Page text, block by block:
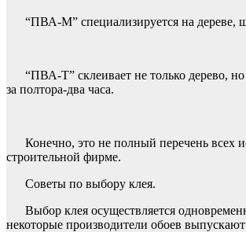
“ПВА-М” специализируется на
“ПВА-Т” склеивает не только дерево,
за полтора-два часа.
Конечно, это не полный перечень всех
строительной фирме.
Советы по выбору клея.
Выбор клея осуществляется
некоторые производители обоев